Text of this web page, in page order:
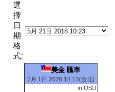
選
擇
日
期
格
式:
美金 匯率
7月 1日 2026 18:17(台北)
in USD